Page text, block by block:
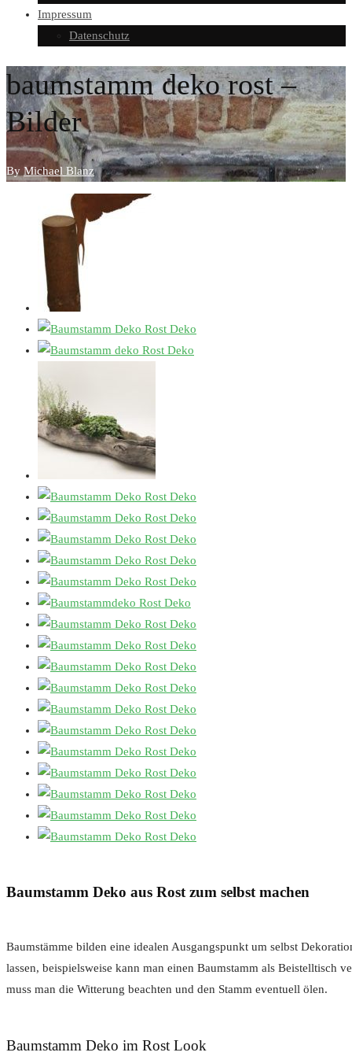
Impressum
Datenschutz
baumstamm deko rost –
Bilder
By Michael Blanz
Baumstamm Deko aus Rost zum selbst machen
Baumstämme bilden eine idealen Ausgangspunkt um selbst
lassen, beispielsweise kann man einen Baumstamm als Beistelltisch
muss man die Witterung beachten und den Stamm eventuell ölen.
Baumstamm Deko im Rost Look